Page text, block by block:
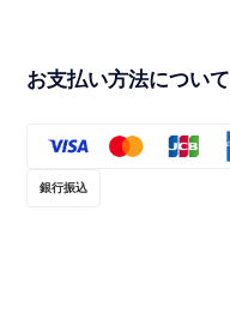
お支払い方法について
銀行振込